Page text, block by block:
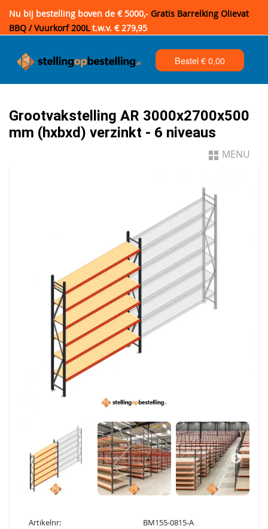
Nu bij bestelling boven de € 5000,- Gratis Barrelking Olievat
BBQ / Vuurkorf 200Lt.w.v. € 279,95
Bestel €0,00
Grootvakstelling AR 3000x2700x500
mm (hxbxd) verzinkt - 6 niveaus
MENU
Artikelnr:
BM155-0815-A